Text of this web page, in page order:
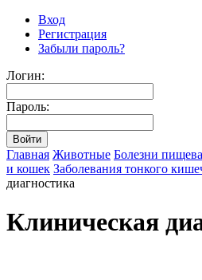
Вход
Регистрация
Забыли пароль?
Логин:
Пароль:
Главная Животные Болезни
и кошек Заболевания тонкого
диагностика
Клиническая